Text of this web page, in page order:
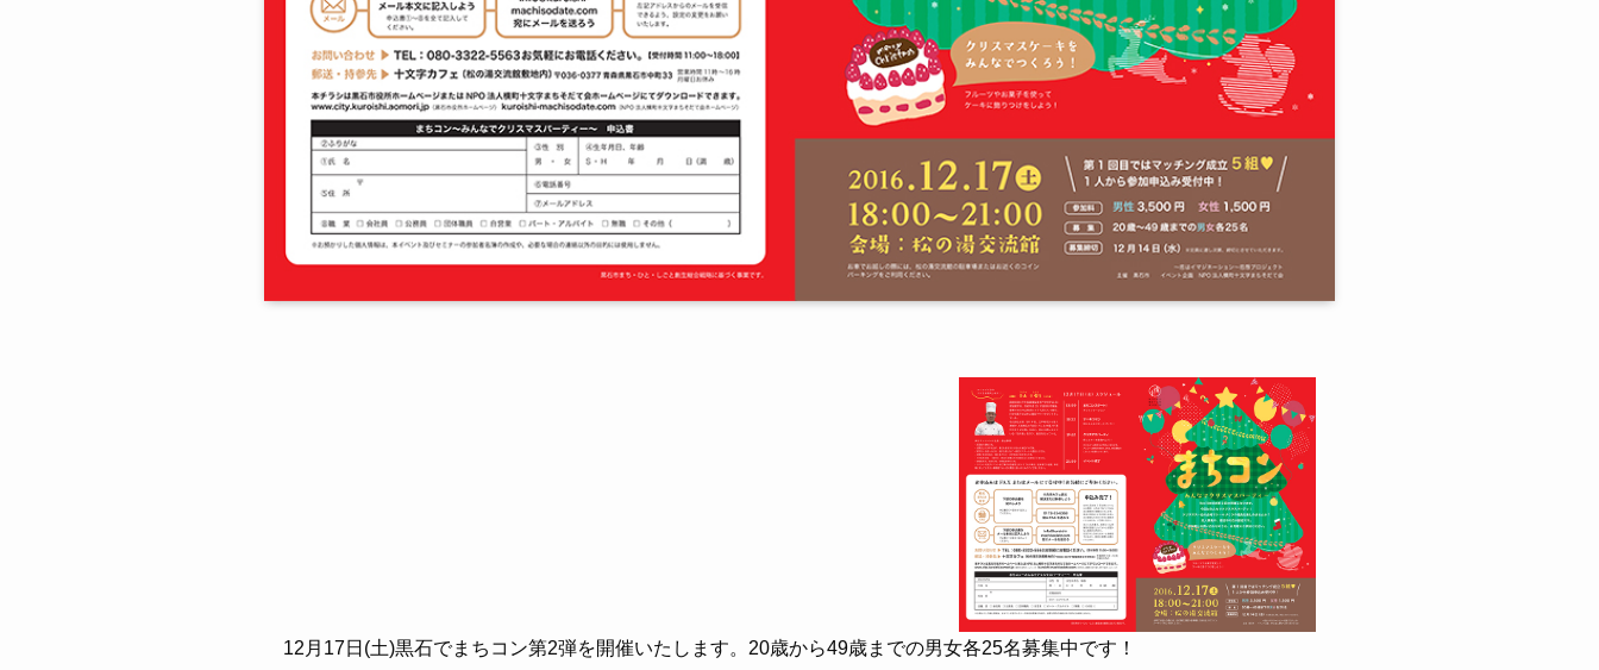
12月17日(土)黒石でまちコン第2弾を開催いたします。20歳から49歳までの男女各25名募集中です！